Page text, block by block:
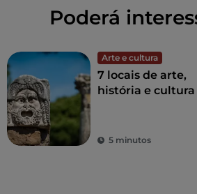
Poderá
Arte e cultura
7 locais de arte,
história e cultura
5 minutos